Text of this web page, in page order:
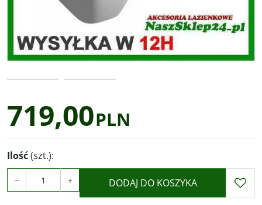
719,00PLN
Ilość(szt.):
− + DODAJ DO KOSZYKA